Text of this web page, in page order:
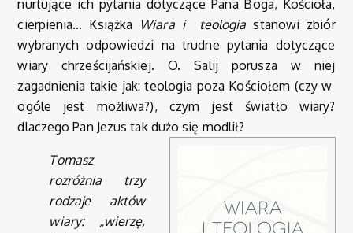
nurtujące ich pytania dotyczące Pana Boga, Kościoła,
cierpienia… Książka
Wiara i teologia stanowi zbiór
wybranych odpowiedzi na trudne pytania dotyczące
wiary chrześcijańskiej. O. Salij porusza w niej
zagadnienia takie jak: teologia poza Kościołem (czy w
ogóle jest możliwa?), czym jest światło wiary?
dlaczego Pan Jezus tak dużo się modlił?
Tomasz
rozróżnia trzy
rodzaje aktów
wiary: „wierzę,